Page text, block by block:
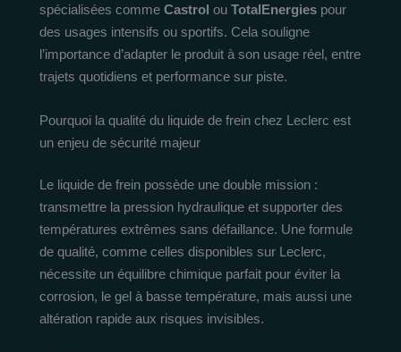
spécialisées comme Castrol ou TotalEnergies pour
des usages intensifs ou sportifs. Cela souligne
l’importance d’adapter le produit à son usage réel, entre
trajets quotidiens et performance sur piste.
Pourquoi la qualité du liquide de frein chez Leclerc est
un enjeu de sécurité majeur
Le liquide de frein possède une double mission :
transmettre la pression hydraulique et supporter des
températures extrêmes sans défaillance. Une formule
de qualité, comme celles disponibles sur Leclerc,
nécessite un équilibre chimique parfait pour éviter la
corrosion, le gel à basse température, mais aussi une
altération rapide aux risques invisibles.